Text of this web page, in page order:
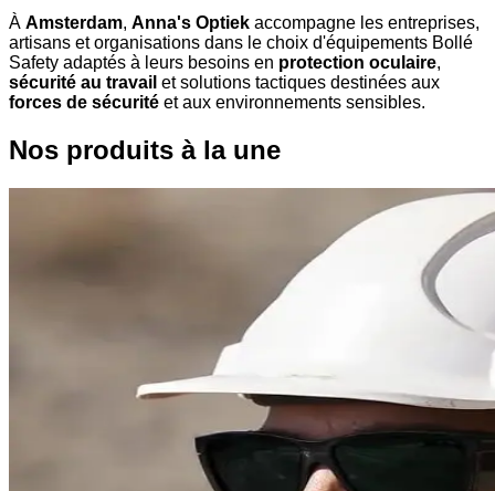
À Amsterdam, Anna's Optiek accompagne les entreprises,
artisans et organisations dans le choix d'équipements Bollé
Safety adaptés à leurs besoins en protection oculaire,
sécurité au travail et solutions tactiques destinées aux
forces de sécurité et aux environnements sensibles.
Nos produits à la une